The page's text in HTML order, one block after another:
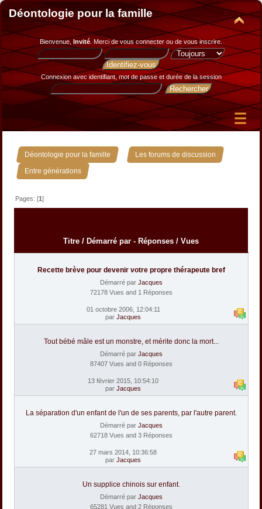
Déontologie pour la famille
Bienvenue, Invité. Merci devous connecter ou de vous inscrire.
Connexion avec identifiant, mot de passe et durée de la session
Déontologie pour la famille » Les forums de discussion »
Entre générations
Pages: [1]
Titre / Démarré par - Réponses / Vues
Recette brève pour devenir votre propre thérapeute bref
Démarré par Jacques
72178 Vues and 1 Réponses
01 octobre 2006, 12:04:11
par Jacques
Tout bébé mâle est un monstre, et mérite donc la mort...
Démarré par Jacques
87407 Vues and 0 Réponses
13 février 2015, 10:54:10
par Jacques
La séparation d'un enfant de l'un de ses parents, par l'autre parent.
Démarré par Jacques
62718 Vues and 3 Réponses
27 mars 2014, 10:36:58
par Jacques
Un supplice chinois sur enfant.
Démarré par Jacques
65281 Vues and 2 Réponses